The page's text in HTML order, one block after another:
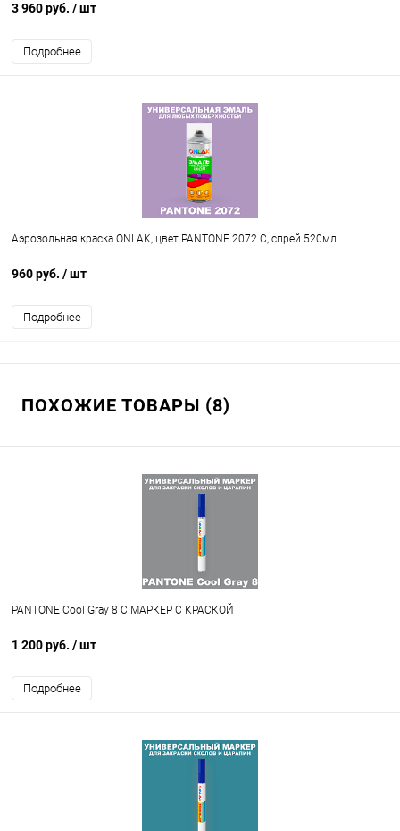
3 960 руб. / шт
Подробнее
Аэрозольная краска ONLAK, цвет PANTONE 2072 C, спрей 520мл
960 руб. / шт
Подробнее
ПОХОЖИЕ ТОВАРЫ (8)
PANTONE Cool Gray 8 C МАРКЕР С КРАСКОЙ
1 200 руб. / шт
Подробнее